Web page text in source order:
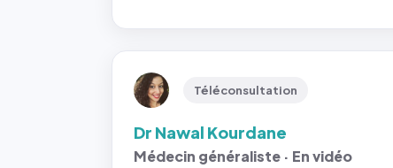
Téléconsultation
Dr Nawal Kourdane
Médecin généraliste · En vidéo